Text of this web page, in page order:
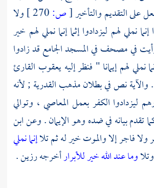
على التقديم والتأخير[ص:
ولا
نملي لهم ليزدادوا إثما إنما نملي لهم خير
في مصحف في المسجد الجامع قد زادوا
لهم إيمانا " فنظر إليهيعقوب القارئ
والآية نص في بطلان مذهبالقدرية; لأنه
ليزدادوا الكفر بعمل المعاصي ، وتوالي
تقدم بيانه في ضده وهو الإيمان . وعنابن
ولا فاجر إلا والموت خير له ثم تلاإنما نملي
وما عند الله خير للأبرارأخرجهرزين.